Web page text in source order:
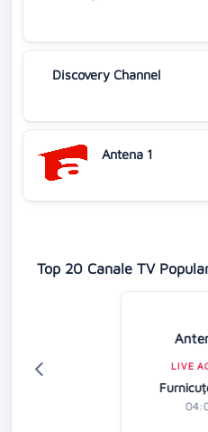
Discovery Channel
Antena 1
Top 20 Canale TV
LIVE